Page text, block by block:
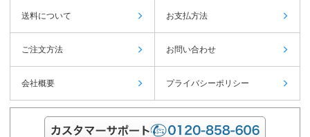
送料について お支払方法
ご注文方法 お問い合わせ
会社概要 プライバシーポリシー